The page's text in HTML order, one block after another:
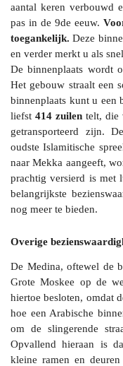
aantal keren verbouwd
pas in de 9de eeuw.
toegankelijk. Deze
en verder merkt u als
De binnenplaats wordt
Het gebouw straalt een
binnenplaats kunt u een
liefst 414 zuilen telt, die
getransporteerd zijn.
oudste Islamitische
naar Mekka aangeeft,
prachtig versierd is met
belangrijkste
nog meer te bieden.
Overige
De Medina, oftewel de
Grote Moskee op de
hiertoe besloten, omdat
hoe een Arabische
om de slingerende
Opvallend hieraan is
kleine ramen en